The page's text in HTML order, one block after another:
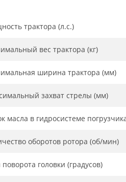
трактора (л.с.)
вес трактора (кг)
ширина трактора (мм)
захват стрелы (мм)
масла в гидросистеме
оборотов ротора (об/мин)
поворота головки (градусов)